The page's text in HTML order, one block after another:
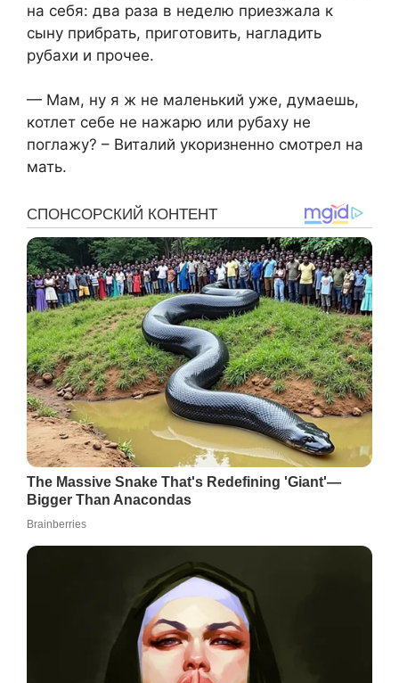
на себя: два раза в неделю приезжала к
сыну прибрать, приготовить, нагладить
рубахи и прочее.
— Мам, ну я ж не маленький уже, думаешь,
котлет себе не нажарю или рубаху не
поглажу? – Виталий укоризненно смотрел на
мать.